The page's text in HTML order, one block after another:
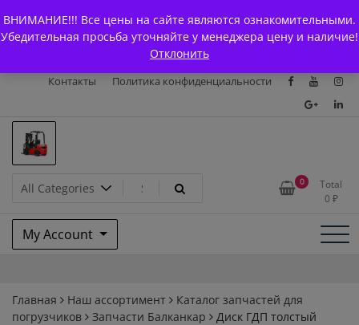
ВНИМАНИЕ!!! Все цены на сайте являются ознакомительными.
Убедительная просьба уточняйте у менеджера цену и наличие!
Отклонить
to
content
Главная
Магазин О Компании
Каталоги
Доставка и оплата
Контакты
Политика конфиденциальности
Запчасти для вилочых
погрузчиков и
электротележек Balkancar
0
Total
0 ₽
My Account
Главная Наш ассортимент
Каталог запчастей для
погрузчиков
Запчасти Балканкар
Диск ГДП толстый